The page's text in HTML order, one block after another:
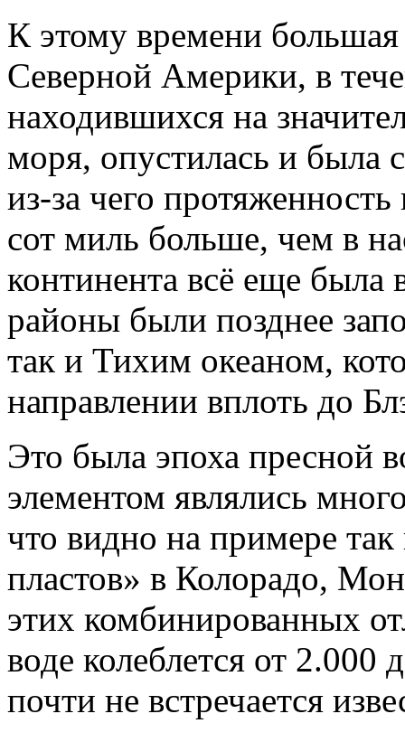
К этому времени
Северной Америки, в
находившихся на
моря, опустилась и была
из-за чего
сот миль больше, чем в
континента всё еще
районы были позднее
так и Тихим океаном,
направлении вплоть до
Это была эпоха пресной
элементом являлись
что видно на примере
пластов» в Колорадо,
этих комбинированных
воде колеблется от 2.000
почти не встречается